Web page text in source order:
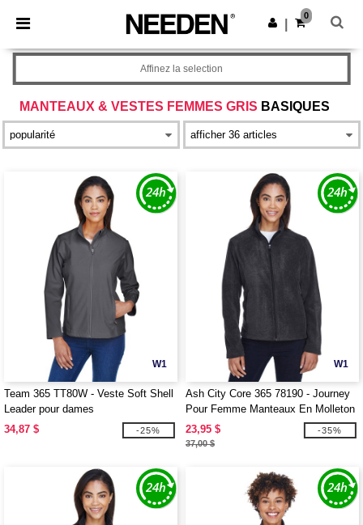
× Appli Needen
Meilleurs prix sur l’app !
Obtenir l'appli
0
MANTEAUX & VESTES FEMMES GRIS BASIQUES
Affinez la selection
W1
Team 365 TT80W - Veste Soft Shell
Leader pour dames
34,87 $
-25%
W1
Ash City Core 365 78190 - Journey
Pour Femme Manteaux En Molleton
Core 365MC
23,95 $
37,00 $
-35%